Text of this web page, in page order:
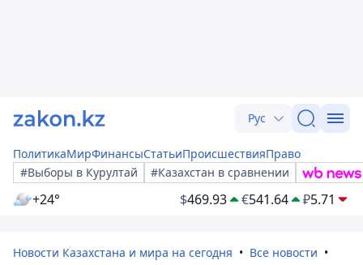
Рус
ПолитикаМирФинансыСтатьиПроисшествияПраво
#Выборы в Курултай
#Казахстан в сравнении
+24° $469.93 €541.64 ₽5.71
Новости Казахстана и мира на сегодня
Все новости